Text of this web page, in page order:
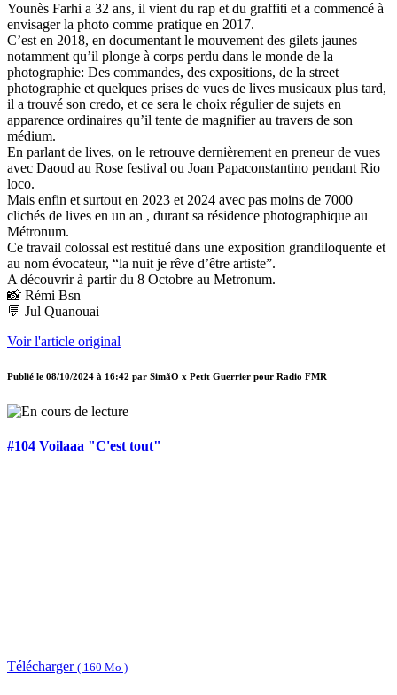
Younès Farhi a 32 ans, il vient du rap et du graffiti et a commencé à
envisager la photo comme pratique en 2017.
C’est en 2018, en documentant le mouvement des gilets jaunes
notamment qu’il plonge à corps perdu dans le monde de la
photographie: Des commandes, des expositions, de la street
photographie et quelques prises de vues de lives musicaux plus tard,
il a trouvé son credo, et ce sera le choix régulier de sujets en
apparence ordinaires qu’il tente de magnifier au travers de son
médium.
En parlant de lives, on le retrouve dernièrement en preneur de vues
avec Daoud au Rose festival ou Joan Papaconstantino pendant Rio
loco.
Mais enfin et surtout en 2023 et 2024 avec pas moins de 7000
clichés de lives en un an , durant sa résidence photographique au
Métronum.
Ce travail colossal est restitué dans une exposition grandiloquente et
au nom évocateur, “la nuit je rêve d’être artiste”.
A découvrir à partir du 8 Octobre au Metronum.
📸 Rémi Bsn
💬 Jul Quanouai
Voir l'article original
Publié le 08/10/2024 à 16:42 par SimãO x Petit Guerrier pour Radio FMR
#104 Voilaaa "C'est tout"
Télécharger ( 160 Mo )